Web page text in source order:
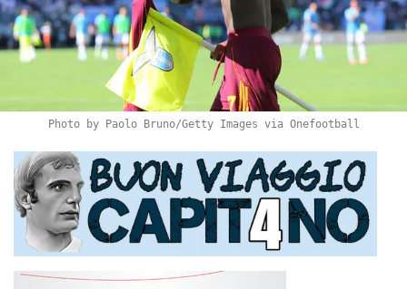
Photo by Paolo Bruno/Getty Images via Onefootball